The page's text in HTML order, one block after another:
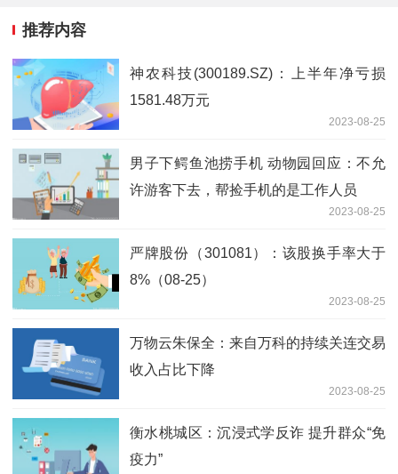
推荐内容
神农科技(300189.SZ)：上半年净亏损
1581.48万元
2023-08-25
男子下鳄鱼池捞手机 动物园回应：不允
许游客下去，帮捡手机的是工作人员
2023-08-25
严牌股份（301081）：该股换手率大于
8%（08-25）
2023-08-25
万物云朱保全：来自万科的持续关连交易
收入占比下降
2023-08-25
衡水桃城区：沉浸式学反诈 提升群众“免
疫力”